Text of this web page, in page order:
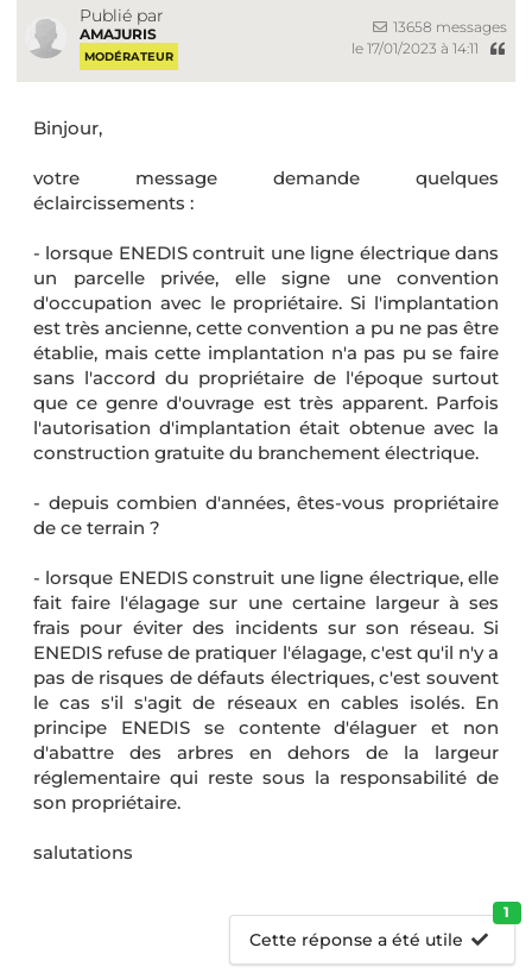
Publié par
AMAJURIS
MODÉRATEUR
13658 messages
le 17/01/2023 à 14:11
Binjour,
votre message demande quelques
éclaircissements :
- lorsque ENEDIS contruit une ligne électrique dans
un parcelle privée, elle signe une convention
d'occupation avec le propriétaire. Si l'implantation
est très ancienne, cette convention a pu ne pas être
établie, mais cette implantation n'a pas pu se faire
sans l'accord du propriétaire de l'époque surtout
que ce genre d'ouvrage est très apparent. Parfois
l'autorisation d'implantation était obtenue avec la
construction gratuite du branchement électrique.
- depuis combien d'années, êtes-vous propriétaire
de ce terrain ?
- lorsque ENEDIS construit une ligne électrique, elle
fait faire l'élagage sur une certaine largeur à ses
frais pour éviter des incidents sur son réseau. Si
ENEDIS refuse de pratiquer l'élagage, c'est qu'il n'y a
pas de risques de défauts électriques, c'est souvent
le cas s'il s'agit de réseaux en cables isolés. En
principe ENEDIS se contente d'élaguer et non
d'abattre des arbres en dehors de la largeur
réglementaire qui reste sous la responsabilité de
son propriétaire.
salutations
Cette réponse a été utile
1